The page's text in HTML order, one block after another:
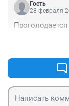
Гость
28 февраля